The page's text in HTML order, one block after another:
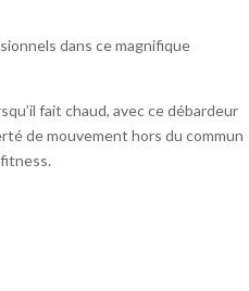
dans ce magnifique
fait chaud, avec ce débardeur
de mouvement hors du commun